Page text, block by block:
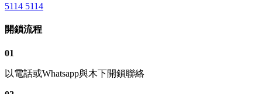
5114 5114
開鎖流程
01
以電話或Whatsapp與木下開鎖聯絡